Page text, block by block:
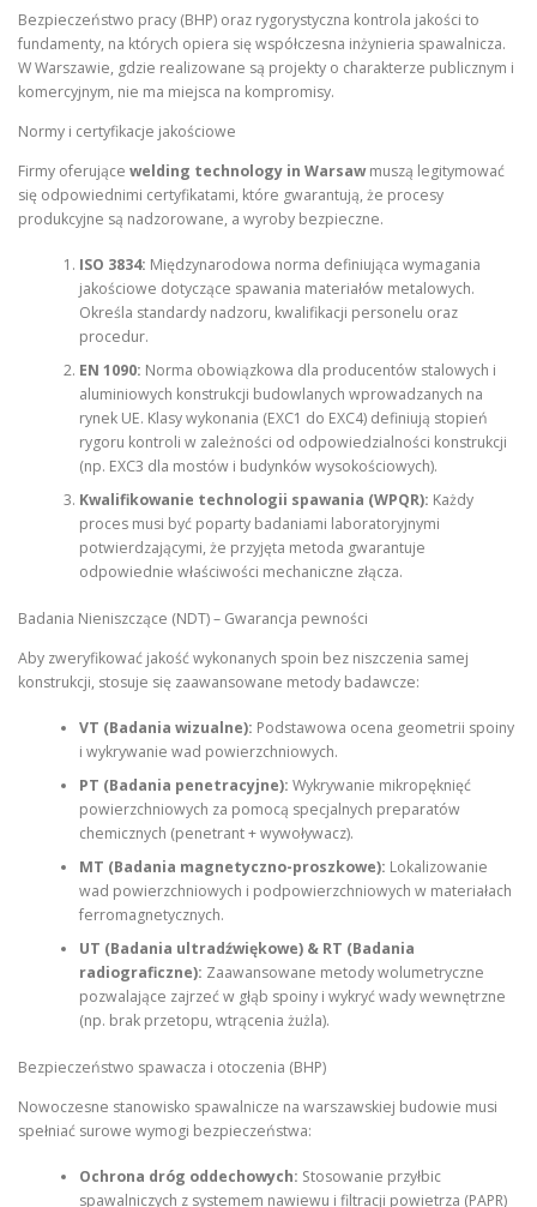
Bezpieczeństwo pracy (BHP) oraz rygorystyczna kontrola jakości to
fundamenty, na których opiera się współczesna inżynieria spawalnicza.
W Warszawie, gdzie realizowane są projekty o charakterze publicznym i
komercyjnym, nie ma miejsca na kompromisy.
Normy i certyfikacje jakościowe
Firmy oferujące welding technology in Warsawmuszą legitymować
się odpowiednimi certyfikatami, które gwarantują, że procesy
produkcyjne są nadzorowane, a wyroby bezpieczne.
ISO 3834: Międzynarodowa norma definiująca wymagania
jakościowe dotyczące spawania materiałów metalowych.
Określa standardy nadzoru, kwalifikacji personelu oraz
procedur.
EN 1090: Norma obowiązkowa dla producentów stalowych i
aluminiowych konstrukcji budowlanych wprowadzanych na
rynek UE. Klasy wykonania (EXC1 do EXC4) definiują stopień
rygoru kontroli w zależności od odpowiedzialności konstrukcji
(np. EXC3 dla mostów i budynków wysokościowych).
Kwalifikowanie technologii spawania (WPQR): Każdy
proces musi być poparty badaniami laboratoryjnymi
potwierdzającymi, że przyjęta metoda gwarantuje
odpowiednie właściwości mechaniczne złącza.
Badania Nieniszczące (NDT) – Gwarancja pewności
Aby zweryfikować jakość wykonanych spoin bez niszczenia samej
konstrukcji, stosuje się zaawansowane metody badawcze:
VT (Badania wizualne): Podstawowa ocena geometrii spoiny
i wykrywanie wad powierzchniowych.
PT (Badania penetracyjne): Wykrywanie mikropęknięć
powierzchniowych za pomocą specjalnych preparatów
chemicznych (penetrant + wywoływacz).
MT (Badania magnetyczno-proszkowe): Lokalizowanie
wad powierzchniowych i podpowierzchniowych w materiałach
ferromagnetycznych.
UT (Badania ultradźwiękowe) & RT (Badania
radiograficzne): Zaawansowane metody wolumetryczne
pozwalające zajrzeć w głąb spoiny i wykryć wady wewnętrzne
(np. brak przetopu, wtrącenia żużla).
Bezpieczeństwo spawacza i otoczenia (BHP)
Nowoczesne stanowisko spawalnicze na warszawskiej budowie musi
spełniać surowe wymogi bezpieczeństwa:
Ochrona dróg oddechowych: Stosowanie przyłbic
spawalniczych z systemem nawiewu i filtracji powietrza (PAPR)